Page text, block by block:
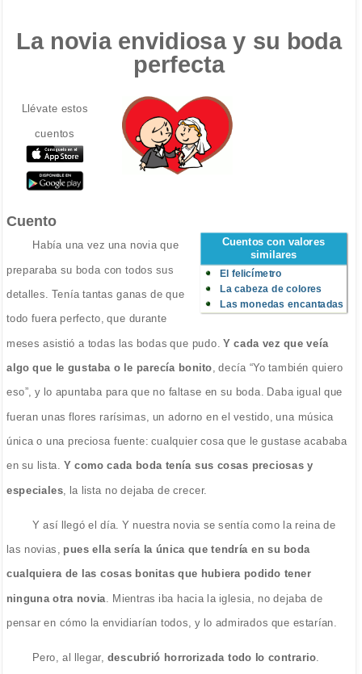
La novia envidiosa y su boda
perfecta
Llévate estos
cuentos
Cuento
Cuentos con valores
similares
El felicímetro
La cabeza de colores
Las monedas encantadas
Había una vez una novia que
preparaba su boda con todos sus
detalles. Tenía tantas ganas de que
todo fuera perfecto, que durante
meses asistió a todas las bodas que pudo. Y cada vez que veía
algo que le gustaba o le parecía bonito , decía “Yo también quiero
eso”, y lo apuntaba para que no faltase en su boda. Daba igual que
fueran unas flores rarísimas, un adorno en el vestido, una música
única o una preciosa fuente: cualquier cosa que le gustase acababa
en su lista. Y como cada boda tenía sus cosas preciosas y
especiales , la lista no dejaba de crecer.
Y así llegó el día. Y nuestra novia se sentía como la reina de
las novias, pues ella sería la única que tendría en su boda
cualquiera de las cosas bonitas que hubiera podido tener
ninguna otra novia . Mientras iba hacia la iglesia, no dejaba de
pensar en cómo la envidiarían todos, y lo admirados que estarían.
Pero, al llegar, descubrió horrorizada todo lo contrario